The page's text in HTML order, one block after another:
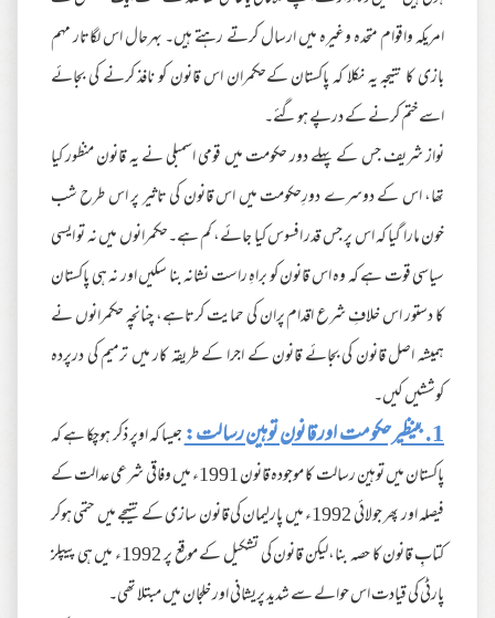
امریکہ واقوام متحدہ وغیرہ میں ارسال کرتے رہتے ہیں۔ بہرحال اس لگاتار مہم
بازی کا نتیجہ یہ نکلا کہ پاکستان کےحکمران اس قانون کو نافذ کرنے کی بجائے
اسےختم کرنے کے درپے ہوگئے۔
نواز شریف جس کے پہلے دور حکومت میں قومی اسمبلی نے یہ قانون منظور کیا
تھا، اس کے دوسرے دورِحکومت میں اس قانون کی تاثیر پر اس طرح شب
خون مارا گیا کہ اس پر جس قدر افسوس کیا جائے، کم ہے۔حکمرانوں میں نہ تو ایسی
سیاسی قوت ہے کہ وہ اس قانون کو براہِ راست نشانہ بنا سکیں اور نہ ہی پاکستان
کا دستور اس خلافِ شرع اقدام پران کی حمایت کرتاہے، چنانچہ حکمرانوں نے
ہمیشہ اصل قانون کی بجائے قانون کے اجرا کے طریقہ کار میں ترمیم کی درپردہ
کوششیں کیں۔
1. بینظیر حکومت اور قانون توہین رسالت:
جیسا کہ اوپر ذکر ہوچکا ہے کہ
پاکستان میں توہین رسالت کا موجودہ قانون 1991ء میں وفاقی شرعی عدالت کے
فیصلہ اور پھر جولائی 1992ء میں پارلیمان کی قانون سازی کے نتیجے میں حتمی ہوکر
کتابِ قانون کا حصہ بنا،لیکن قانون کی تشکیل کے موقع پر 1992ء میں ہی پیپلز
پارٹی کی قیادت اس حوالے سے شدید پریشانی اور خلجان میں مبتلا تھی۔